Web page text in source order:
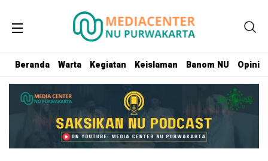
Beranda Warta Kegiatan Keislaman Banom NU Opini